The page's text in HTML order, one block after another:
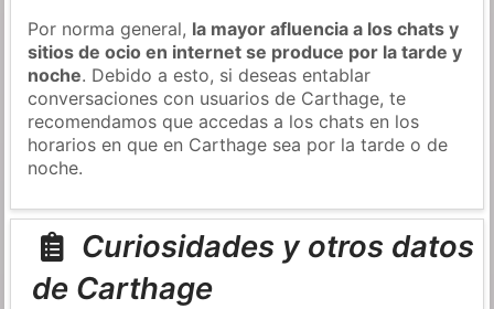
Por norma general, la mayor afluencia a los chats y
sitios de ocio en internet se produce por la tarde y
noche. Debido a esto, si deseas entablar
conversaciones con usuarios de Carthage, te
recomendamos que accedas a los chats en los
horarios en que en Carthage sea por la tarde o de
noche.
Curiosidades y otros datos
de Carthage